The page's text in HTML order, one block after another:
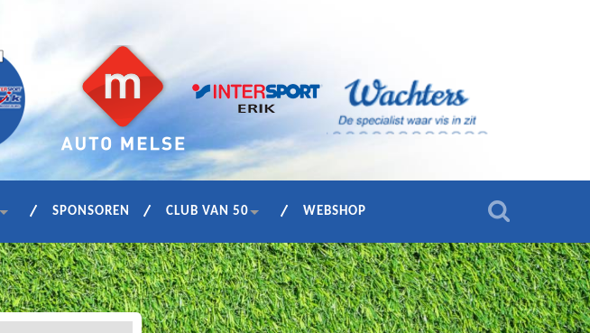
SPONSOREN CLUB VAN 50 WEBSHOP